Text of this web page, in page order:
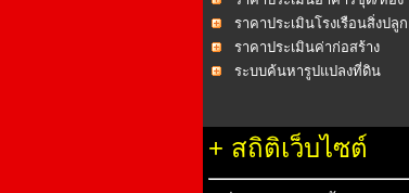
ชุด
ราคาประเมินโรงเรือนสิ่งปลูก
สร้าง ราคาประเมินค่าก่อสร้าง
อาคาร พ.ศ.2558
ระบบค้นหารูปแปลงที่ดิน
+ สถิติเว็บไซต์